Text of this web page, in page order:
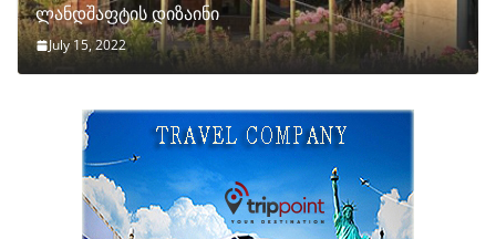
ლანდშაფტის დიზაინი
July 15, 2022